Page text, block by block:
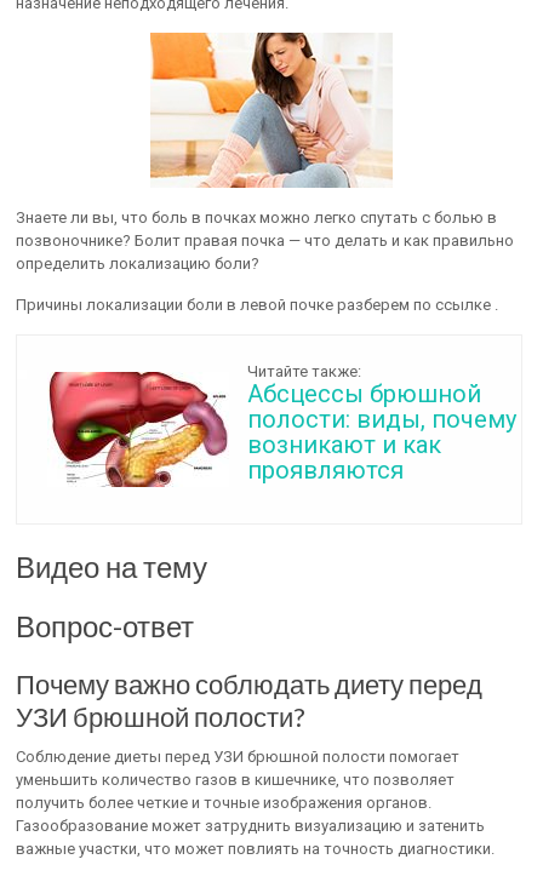
Знаете ли вы, что боль в почках можно легко спутать с болью в
позвоночнике? Болит правая почка — что делать и как правильно
определить локализацию боли?
Причины локализации боли в левой почке разберем по ссылке .
Читайте также:
Абсцессы брюшной
полости: виды, почему
возникают и как
проявляются
Видео на тему
Вопрос-ответ
Почему важно соблюдать диету перед
УЗИ брюшной полости?
Соблюдение диеты перед УЗИ брюшной полости помогает
уменьшить количество газов в кишечнике, что позволяет
получить более четкие и точные изображения органов.
Газообразование может затруднить визуализацию и затенить
важные участки, что может повлиять на точность диагностики.